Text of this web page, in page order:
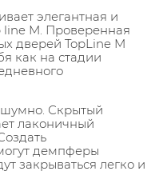
элегантная и
M. Проверенная
дверей TopLine M
как на стадии
Скрытый
лаконичный
демпферы
закрываться легко и